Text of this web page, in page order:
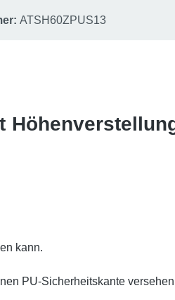
ATSH60ZPUS13
kann.
PU-Sicherheitskante